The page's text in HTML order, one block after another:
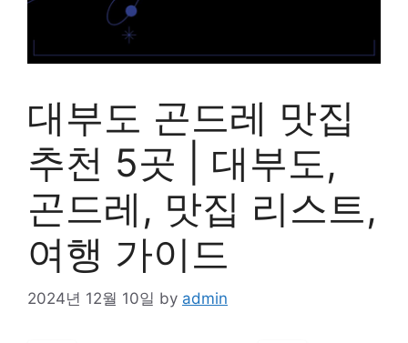
대부도 곤드레 맛집
추천 5곳 | 대부도,
곤드레, 맛집 리스트,
여행 가이드
2024년 12월 10일 by admin